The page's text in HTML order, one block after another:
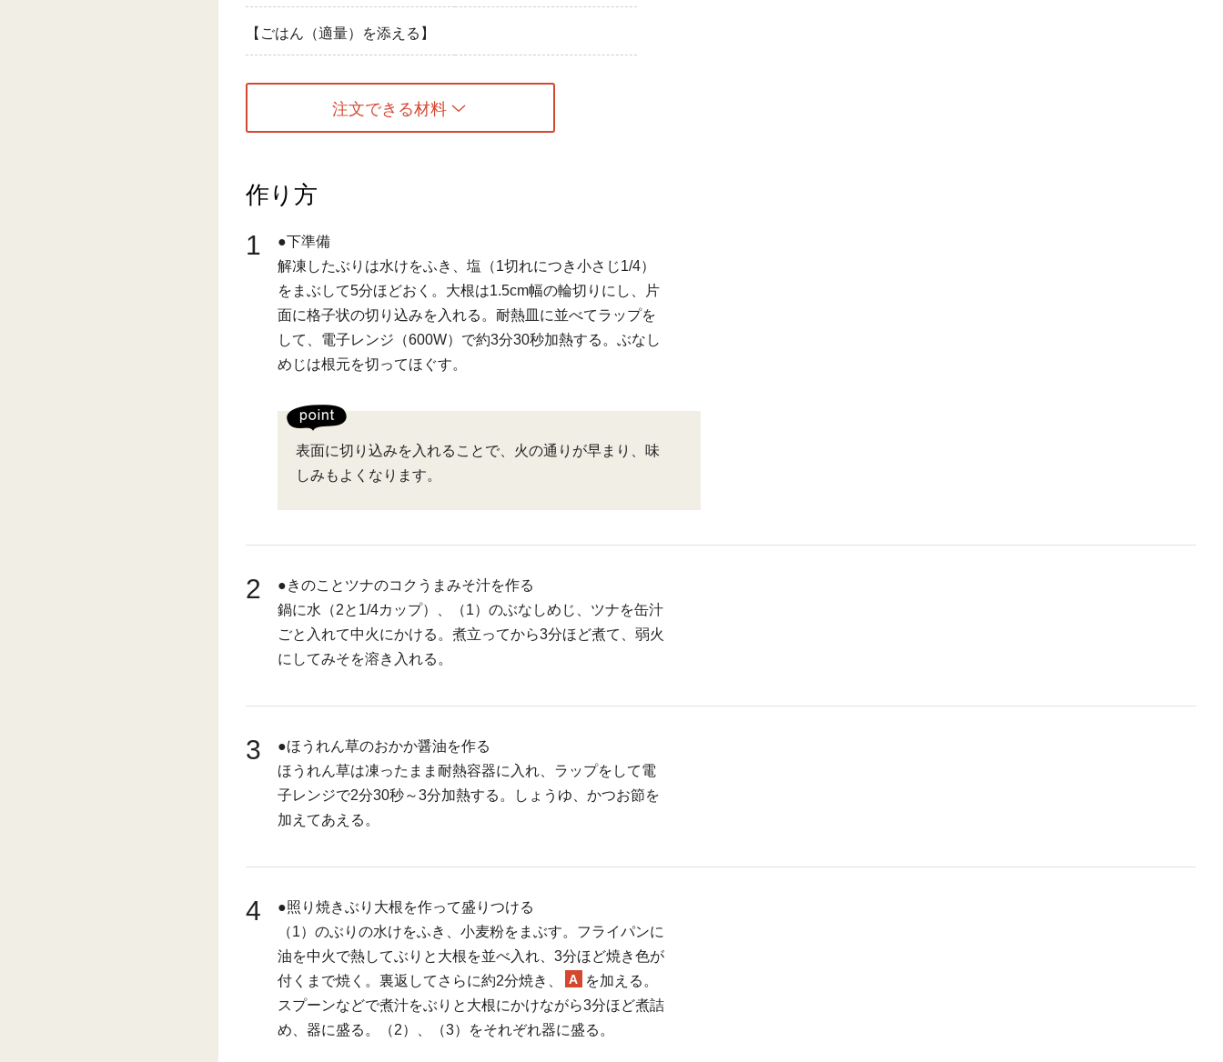
【ごはん（適量）を添える】
注文できる材料
作り方
1
●下準備
解凍したぶりは水けをふき、塩（1切れにつき小さじ1/4）
をまぶして5分ほどおく。大根は1.5cm幅の輪切りにし、片
面に格子状の切り込みを入れる。耐熱皿に並べてラップを
して、電子レンジ（600W）で約3分30秒加熱する。ぶなし
めじは根元を切ってほぐす。
表面に切り込みを入れることで、火の通りが早まり、味
しみもよくなります。
2
●きのことツナのコクうまみそ汁を作る
鍋に水（2と1/4カップ）、（1）のぶなしめじ、ツナを缶汁
ごと入れて中火にかける。煮立ってから3分ほど煮て、弱火
にしてみそを溶き入れる。
3
●ほうれん草のおかか醤油を作る
ほうれん草は凍ったまま耐熱容器に入れ、ラップをして電
子レンジで2分30秒～3分加熱する。しょうゆ、かつお節を
加えてあえる。
4
●照り焼きぶり大根を作って盛りつける
（1）のぶりの水けをふき、小麦粉をまぶす。フライパンに
油を中火で熱してぶりと大根を並べ入れ、3分ほど焼き色が
付くまで焼く。裏返してさらに約2分焼き、
A
を加える。
スプーンなどで煮汁をぶりと大根にかけながら3分ほど煮詰
め、器に盛る。（2）、（3）をそれぞれ器に盛る。